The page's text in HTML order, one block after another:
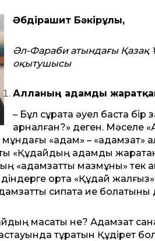
Әбдірашит Бәкірұлы,
Әл-Фараби атындағы Қазақ
оқытушысы
Алланың адамды
– Бұл сұрақта әуел баста
арналған?» деген. Мәселе
мұндағы «адам» – «адамзат»
«Құдайдың адамды
«адамзаттық мазмұны» тек
ортақ «Құдай
сипатқа ие
мақсаты не? Адамзат
тұратын Құдірет